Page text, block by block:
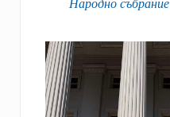
Народно събрание